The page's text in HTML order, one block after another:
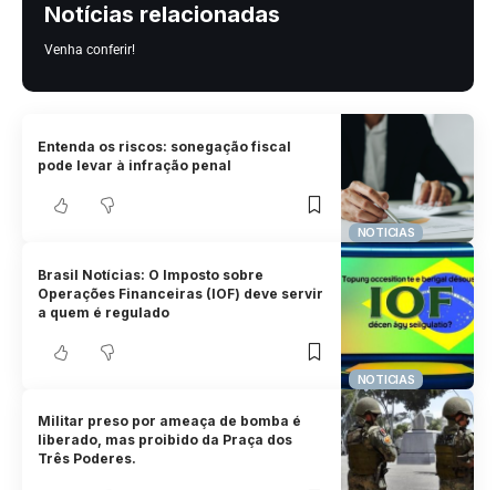
Notícias relacionadas
Venha conferir!
NOTICIAS
Entenda os riscos: sonegação fiscal
pode levar à infração penal
NOTICIAS
Brasil Notícias: O Imposto sobre
Operações Financeiras (IOF) deve servir
a quem é regulado
Militar preso por ameaça de bomba é
liberado, mas proibido da Praça dos
Três Poderes.